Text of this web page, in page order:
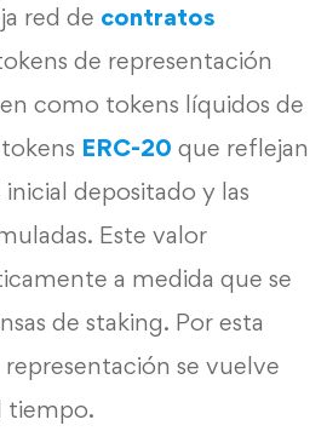
red de contratos
de representación
como tokens líquidos de
ERC-20 que reflejan
depositado y las
Este valor
a medida que se
de staking. Por esta
se vuelve
tiempo.